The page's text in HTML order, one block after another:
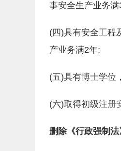
事安全生产业务满
(四)具有安全工程
产业务满2年;
(五)具有博士学位
(六)取得初级注册
删除《行政强制